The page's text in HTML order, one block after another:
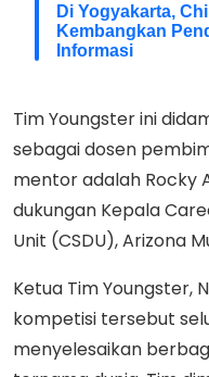
Di Yogyakarta,
Kembangkan
Informasi
Tim Youngster ini
sebagai dosen
mentor adalah Rocky
dukungan Kepala
Unit (CSDU), Arizona
Ketua Tim Youngster,
kompetisi tersebut
menyelesaikan